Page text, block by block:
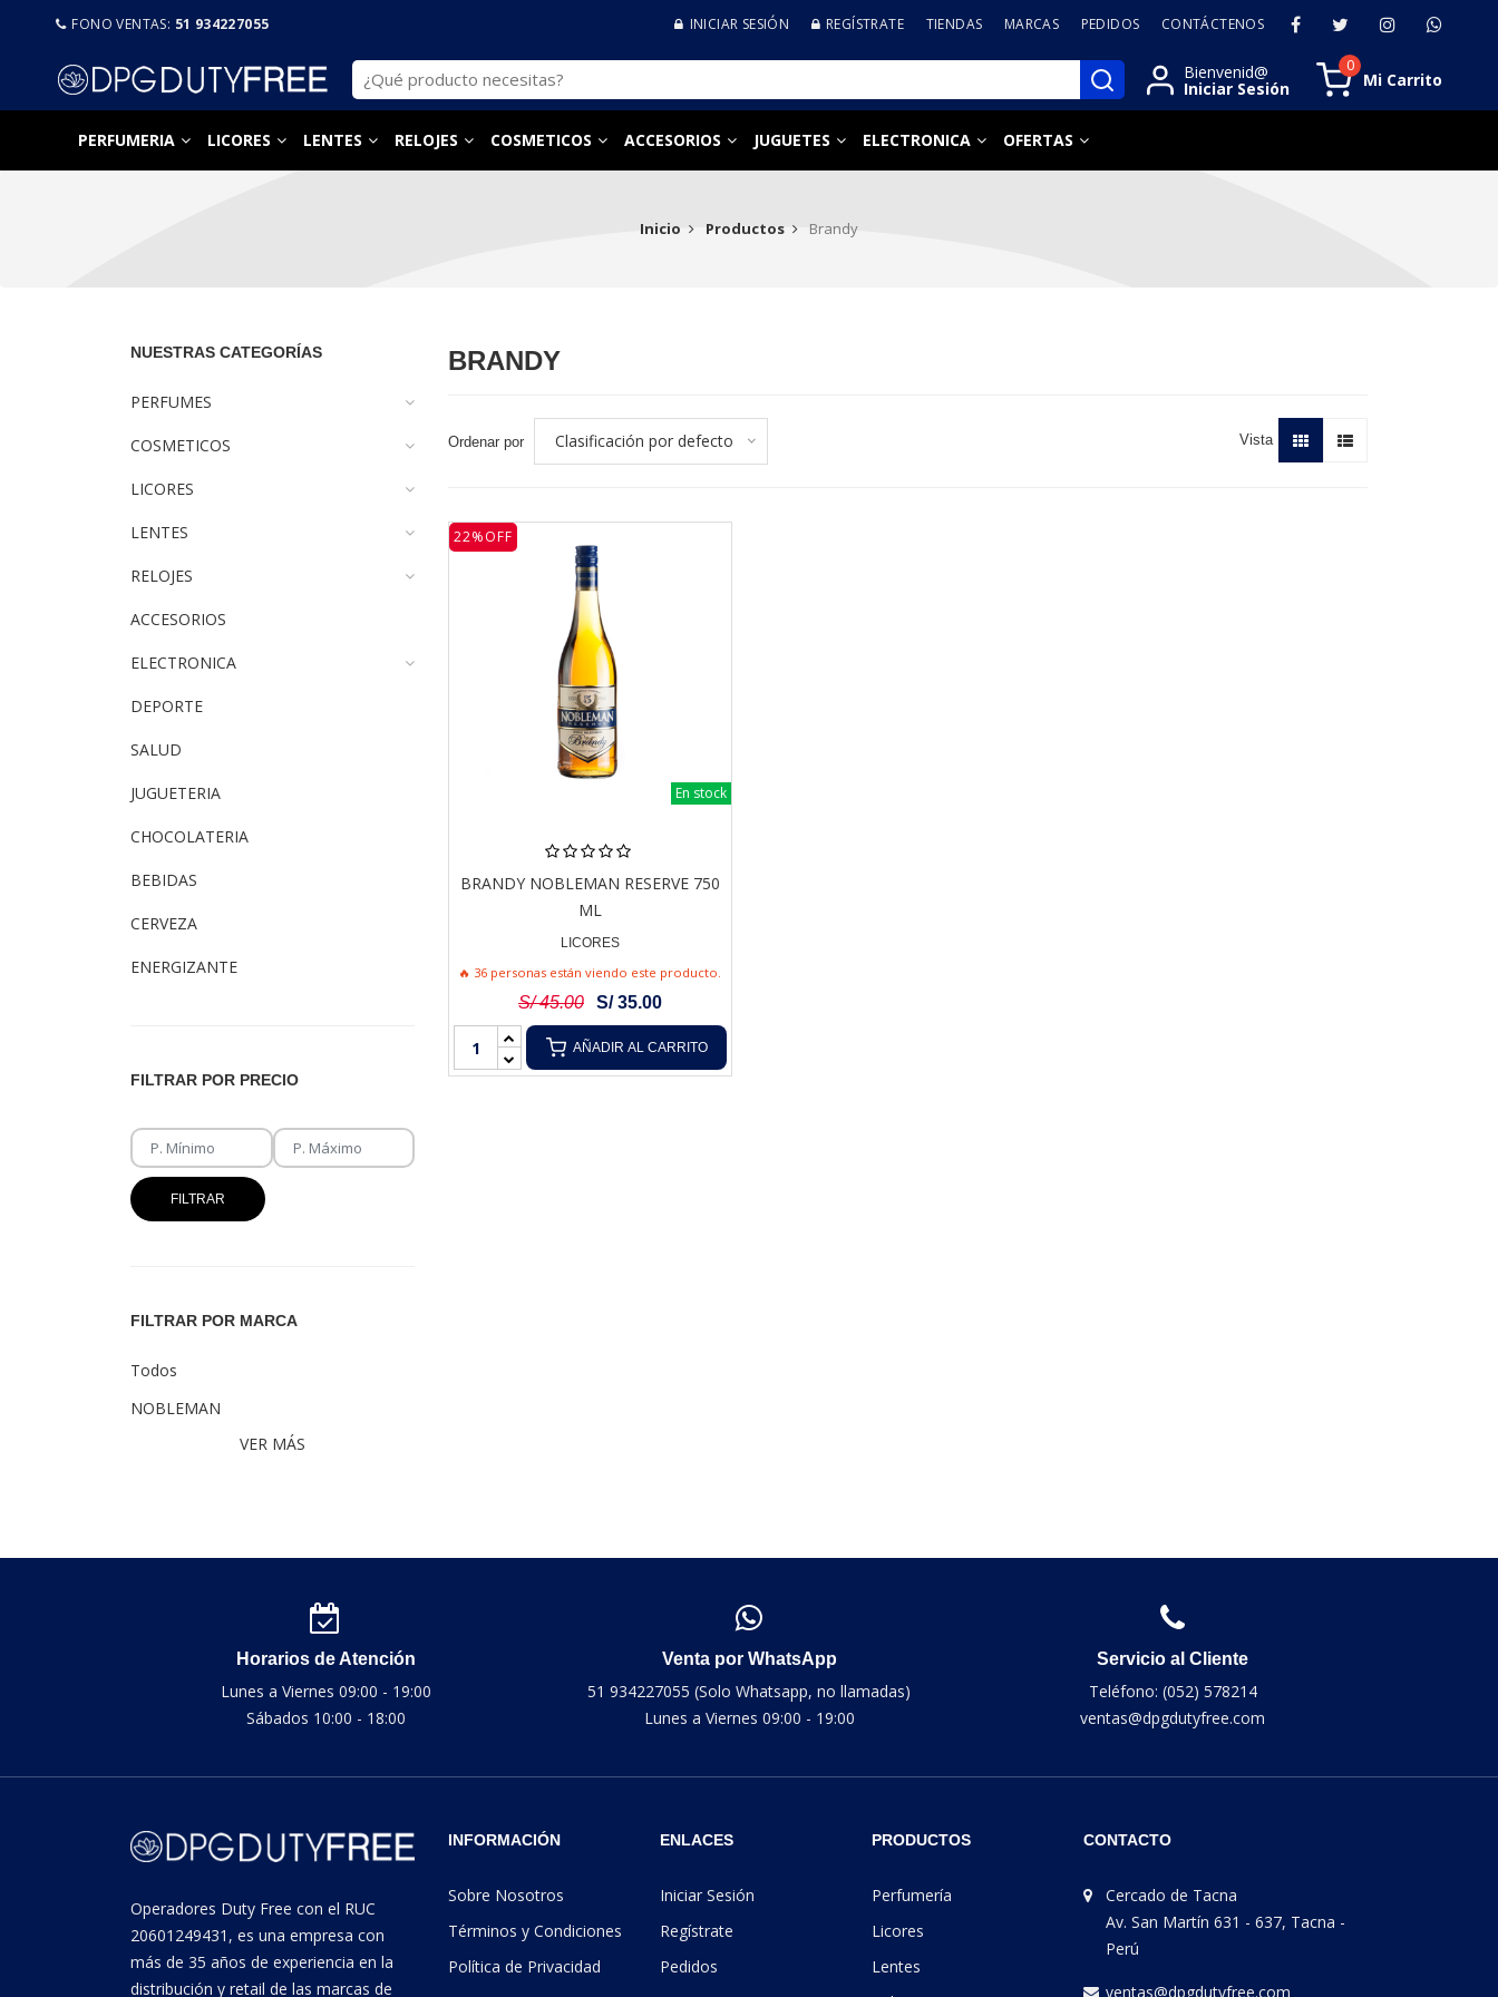
FONO VENTAS: 51 934227055 INICIAR SESIÓN REGÍSTRATE TIENDAS MARCAS PEDIDOS CONTÁCTENOS
Bienvenid@
Iniciar Sesión Mi Carrito
0
PERFUMERIA LICORES LENTES RELOJES COSMETICOS ACCESORIOS JUGUETES ELECTRONICA OFERTAS
Inicio Productos Brandy
BRANDY
Ordenar por Clasificación por defecto Vista
22%OFF
En stock
BRANDY NOBLEMAN RESERVE 750
ML
LICORES
🔥 36 personas están viendo este producto.
S/ 45.00 S/ 35.00
AÑADIR AL CARRITO
NUESTRAS CATEGORÍAS
PERFUMES
COSMETICOS
LICORES
LENTES
RELOJES
ACCESORIOS
ELECTRONICA
DEPORTE
SALUD
JUGUETERIA
CHOCOLATERIA
BEBIDAS
CERVEZA
ENERGIZANTE
FILTRAR POR PRECIO
FILTRAR
FILTRAR POR MARCA
Todos
NOBLEMAN
VER MÁS
Horarios de Atención
Lunes a Viernes 09:00 - 19:00
Sábados 10:00 - 18:00
Venta por WhatsApp
51 934227055 (Solo Whatsapp, no llamadas)
Lunes a Viernes 09:00 - 19:00
Servicio al Cliente
Teléfono: (052) 578214
ventas@dpgdutyfree.com
Operadores Duty Free con el RUC
20601249431, es una empresa con
más de 35 años de experiencia en la
distribución y retail de las marcas de
INFORMACIÓN
Sobre Nosotros
Términos y Condiciones
Política de Privacidad
ENLACES
Iniciar Sesión
Regístrate
Pedidos
PRODUCTOS
Perfumería
Licores
Lentes
CONTACTO
Cercado de Tacna
Av. San Martín 631 - 637, Tacna -
Perú
ventas@dpgdutyfree.com